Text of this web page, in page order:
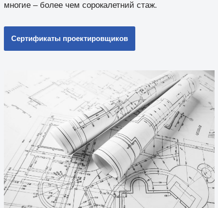
многие – более чем сорокалетний стаж.
Сертификаты проектировщиков